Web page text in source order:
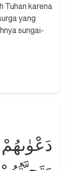
Tuhan karena
yang
sungai-